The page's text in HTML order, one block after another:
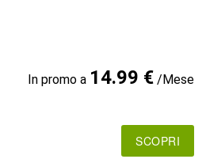
In promo a 14.99 €/Mese
SCOPRI